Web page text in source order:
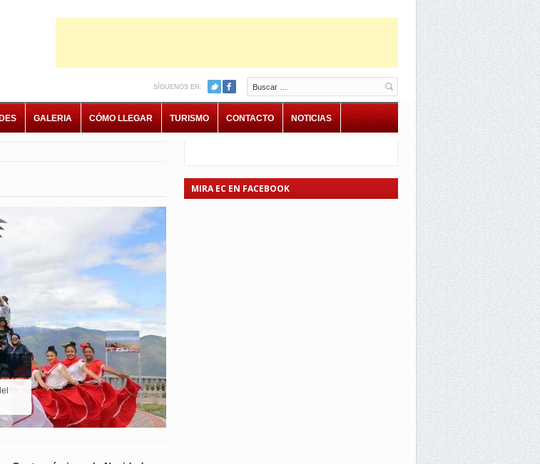
Buscar
SÍGUENOS EN:
GALERIA CÓMO LLEGAR TURISMO CONTACTO NOTICIAS
MIRA EC EN FACEBOOK